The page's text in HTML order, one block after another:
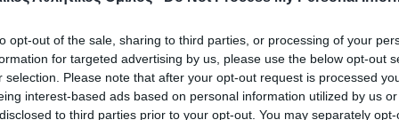
opt-out of the sale, sharing to third parties, or processing of your
for targeted advertising by us, please use the below opt-out
selection. Please note that after your opt-out request is processed
interest-based ads based on personal information utilized by us
to third parties prior to your opt-out. You may separately
με 534, ο Μακρής Γεώργιος στην 8η θέση με 532
στην 15η θέση με 477. Στο Αεροβόλο
κατέκτησε το χάλκινο μετάλλιο με 532 και η
την 4η θέση με 516. Στο Αεροβόλο Τουφέκι